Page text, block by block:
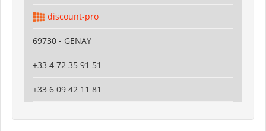
discount-pro
69730 - GENAY
+33 4 72 35 91 51
+33 6 09 42 11 81